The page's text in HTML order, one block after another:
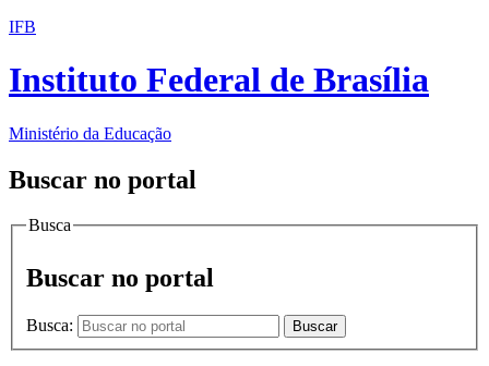
IFB
Instituto Federal de Brasília
Ministério da Educação
Buscar no portal
Busca
Buscar no portal
Busca: Buscar